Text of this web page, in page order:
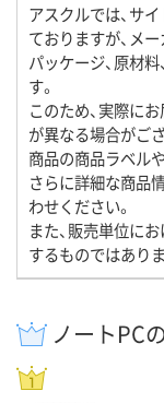
アスクルでは、サ
ておりますが、メー
パッケージ、原材
す。
このため、実際に
が異なる場合がご
商品の商品ラベル
さらに詳細な商品
わせください。
また、販売単位に
するものではあり
ノートPC